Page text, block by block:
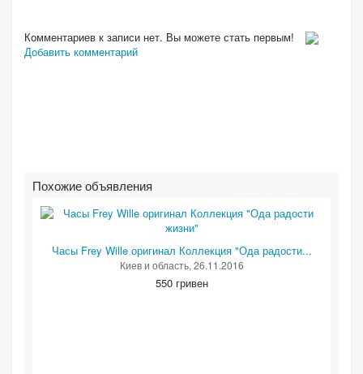
Комментариев к записи нет. Вы можете стать первым!
Добавить комментарий
Похожие объявления
Часы Frey Wille оригинал Коллекция "Ода радости...
Киев и область, 26.11.2016
550 гривен